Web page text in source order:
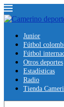
Junior
Fútbol
Fútbol
Otros deportes
Estadísticas
Radio
Tienda